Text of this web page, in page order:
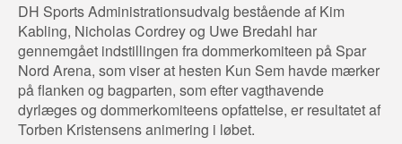
DH Sports Administrationsudvalg bestående af Kim
Kabling, Nicholas Cordrey og Uwe Bredahl har
gennemgået indstillingen fra dommerkomiteen på Spar
Nord Arena, som viser at hesten Kun Sem havde mærker
på flanken og bagparten, som efter vagthavende
dyrlæges og dommerkomiteens opfattelse, er resultatet af
Torben Kristensens animering i løbet.